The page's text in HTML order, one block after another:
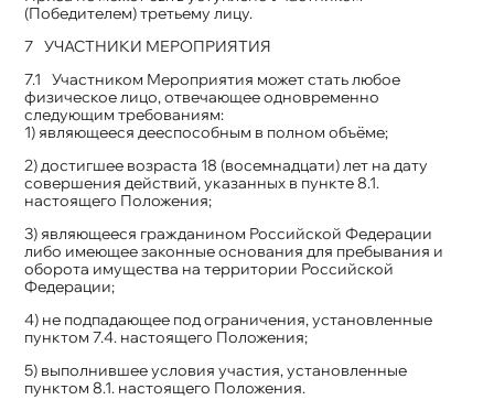
(Победителем) третьему лицу.
УЧАСТНИКИ МЕРОПРИЯТИЯ
Участником Мероприятия может стать любое
физическое лицо, отвечающее одновременно
следующим требованиям:
1) являющееся дееспособным в полном объёме;
2) достигшее возраста 18 (восемнадцати) лет на дату
совершения действий, указанных в пункте 8.1.
настоящего Положения;
3) являющееся гражданином Российской Федерации
либо имеющее законные основания для пребывания и
оборота имущества на территории Российской
Федерации;
4) не подпадающее под ограничения, установленные
пунктом 7.4. настоящего Положения;
5) выполнившее условия участия, установленные
пунктом 8.1. настоящего Положения.